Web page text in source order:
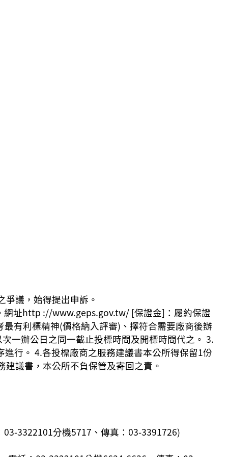
議，始得提出申訴。
網址http ://www.geps.gov.tw/ [保證金]：履約保證
有利標精神(價格納入評審)、擇符合需要廠商後辦
一辦公日之同一截止投標時間及開標時間代之。 3.
行。 4.各投標廠商之服務建議書本公所得保留1份
議書，本公所不負保管及寄回之責。
3322101分機5717、傳真：03-3391726)